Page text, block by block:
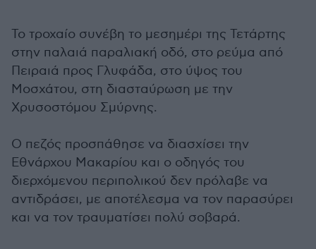
Το τροχαίο συνέβη το μεσημέρι της Τετάρτης
στην παλαιά παραλιακή οδό, στο ρεύμα από
Πειραιά προς Γλυφάδα, στο ύψος του
Μοσχάτου, στη διασταύρωση με την
Χρυσοστόμου Σμύρνης.
Ο πεζός προσπάθησε να διασχίσει την
Εθνάρχου Μακαρίου και ο οδηγός του
διερχόμενου περιπολικού δεν πρόλαβε να
αντιδράσει, με αποτέλεσμα να τον παρασύρει
και να τον τραυματίσει πολύ σοβαρά.